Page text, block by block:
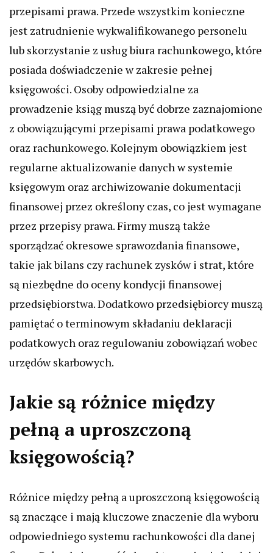
przepisami prawa. Przede wszystkim konieczne
jest zatrudnienie wykwalifikowanego personelu
lub skorzystanie z usług biura rachunkowego, które
posiada doświadczenie w zakresie pełnej
księgowości. Osoby odpowiedzialne za
prowadzenie ksiąg muszą być dobrze zaznajomione
z obowiązującymi przepisami prawa podatkowego
oraz rachunkowego. Kolejnym obowiązkiem jest
regularne aktualizowanie danych w systemie
księgowym oraz archiwizowanie dokumentacji
finansowej przez określony czas, co jest wymagane
przez przepisy prawa. Firmy muszą także
sporządzać okresowe sprawozdania finansowe,
takie jak bilans czy rachunek zysków i strat, które
są niezbędne do oceny kondycji finansowej
przedsiębiorstwa. Dodatkowo przedsiębiorcy muszą
pamiętać o terminowym składaniu deklaracji
podatkowych oraz regulowaniu zobowiązań wobec
urzędów skarbowych.
Jakie są różnice między
pełną a uproszczoną
księgowością?
Różnice między pełną a uproszczoną księgowością
są znaczące i mają kluczowe znaczenie dla wyboru
odpowiedniego systemu rachunkowości dla danej